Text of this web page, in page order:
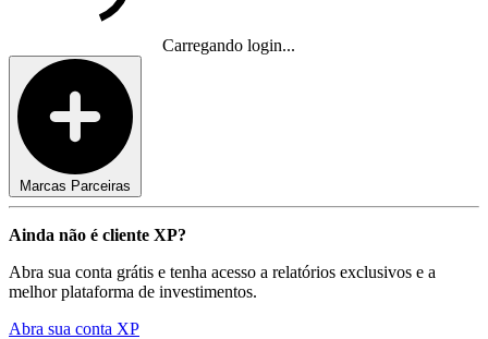
Carregando login...
Marcas Parceiras
Ainda não é cliente XP?
Abra sua conta grátis e tenha acesso a relatórios exclusivos e a
melhor plataforma de investimentos.
Abra sua conta XP